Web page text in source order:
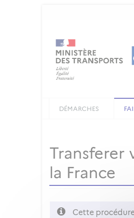
DÉMARCHES
Transferer
la France
Cette